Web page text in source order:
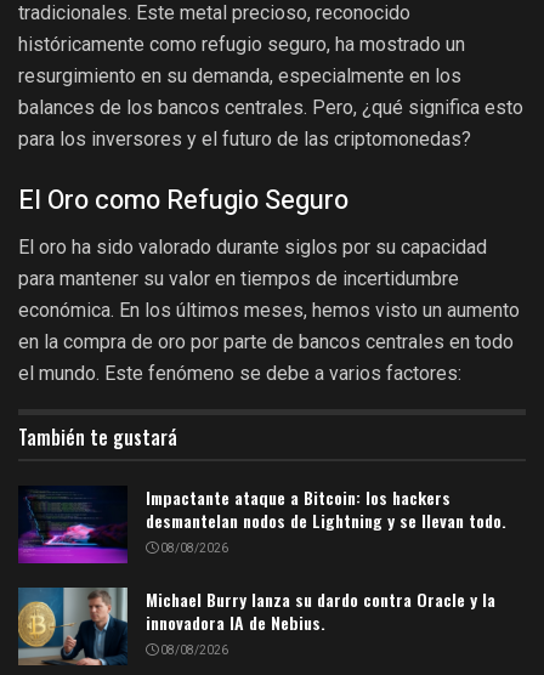
tradicionales. Este metal precioso, reconocido
históricamente como refugio seguro, ha mostrado un
resurgimiento en su demanda, especialmente en los
balances de los bancos centrales. Pero, ¿qué significa esto
para los inversores y el futuro de las criptomonedas?
El Oro como Refugio Seguro
El oro ha sido valorado durante siglos por su capacidad
para mantener su valor en tiempos de incertidumbre
económica. En los últimos meses, hemos visto un aumento
en la compra de oro por parte de bancos centrales en todo
el mundo. Este fenómeno se debe a varios factores:
También te gustará
Impactante ataque a Bitcoin: los hackers
desmantelan nodos de Lightning y se llevan todo.
08/08/2026
Michael Burry lanza su dardo contra Oracle y la
innovadora IA de Nebius.
08/08/2026